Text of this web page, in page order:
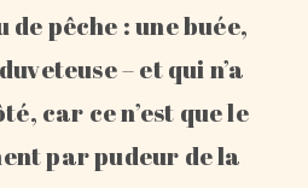
de pêche : une buée,
– et qui n’a
car ce n’est que le
par pudeur de la